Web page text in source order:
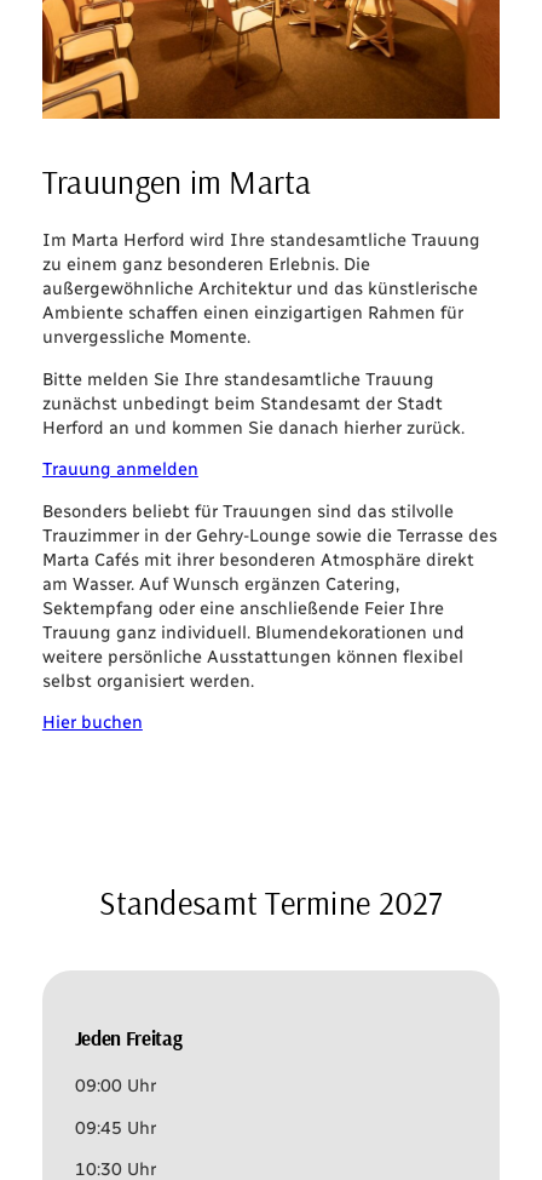
Trauungen im Marta
Im Marta Herford wird Ihre standesamtliche Trauung
zu einem ganz besonderen Erlebnis. Die
außergewöhnliche Architektur und das künstlerische
Ambiente schaffen einen einzigartigen Rahmen für
unvergessliche Momente.
Bitte melden Sie Ihre standesamtliche Trauung
zunächst unbedingt beim Standesamt der Stadt
Herford an und kommen Sie danach hierher zurück.
Trauung anmelden
Besonders beliebt für Trauungen sind das stilvolle
Trauzimmer in der Gehry-Lounge sowie die Terrasse des
Marta Cafés mit ihrer besonderen Atmosphäre direkt
am Wasser. Auf Wunsch ergänzen Catering,
Sektempfang oder eine anschließende Feier Ihre
Trauung ganz individuell. Blumendekorationen und
weitere persönliche Ausstattungen können flexibel
selbst organisiert werden.
Hier buchen
Standesamt Termine 2027
Jeden Freitag
09:00 Uhr
09:45 Uhr
10:30 Uhr